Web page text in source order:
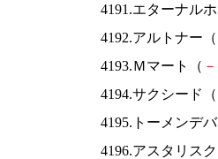
4191.エターナル
4192.アルトナー（
4193.Ｍマート（ －
4194.サクシード（
4195.トーメンデ
4196.アスタリス